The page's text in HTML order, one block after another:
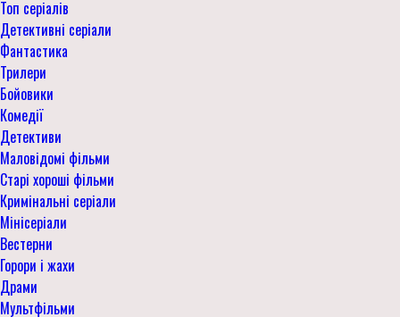
Топ серіалів
Детективні серіали
Фантастика
Трилери
Бойовики
Комедії
Детективи
Маловідомі фільми
Старі хороші фільми
Кримінальні серіали
Мінісеріали
Вестерни
Горори і жахи
Драми
Мультфільми